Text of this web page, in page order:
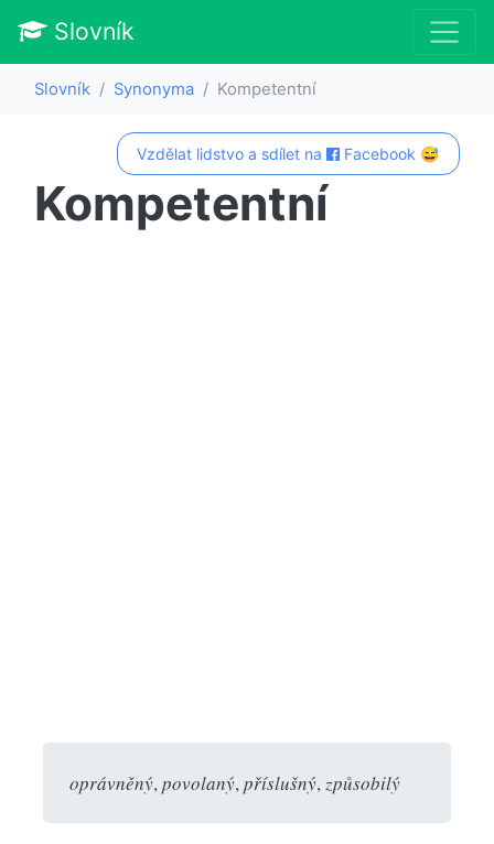
Slovník
Slovník Synonyma Kompetentní
Vzdělat lidstvo a sdílet na Facebook 😅
Kompetentní
oprávněný,povolaný,příslušný,způsobilý